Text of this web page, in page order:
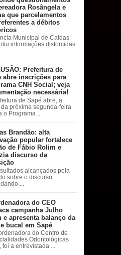
Rosângela e
que parcelamentos
a débitos
Municipal de Caldas
informações distorcidas
Prefeitura de
abre inscrições para
CNH Social; veja
necessária!
de Sapé abre, a
da próxima segunda-feira
Programa ...
Brandão: alta
popular fortalece
de Fábio Rolim e
discurso da
alcançados pela
sobre o discurso
...
do CEO
campanha Julho
e apresenta balanço da
bucal em Sapé
do Centro de
Odontológicas
a entrevistada ...